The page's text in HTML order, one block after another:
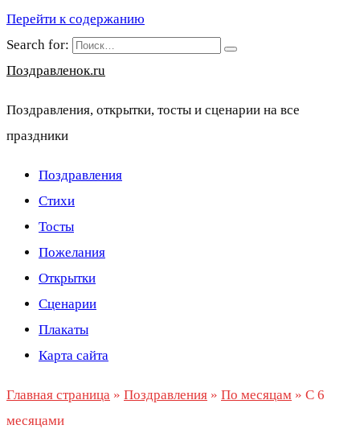
Перейти к содержанию
Search for:
Поздравленок.ru
Поздравления, открытки, тосты и сценарии на все
праздники
Поздравления
Стихи
Тосты
Пожелания
Открытки
Сценарии
Плакаты
Карта сайта
Главная страница » Поздравления » По месяцам » С 6
месяцами